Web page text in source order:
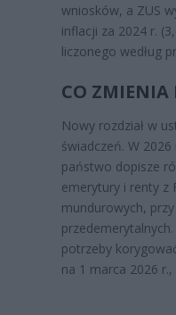
wniosków, a ZUS
inflacji za 2024 r.
liczonego według
CO ZMIENIA
Nowy rozdział w
świadczeń. W
państwo dopisze
emerytury i renty z
mundurowych,
potrzeby
na 1 marca 2026